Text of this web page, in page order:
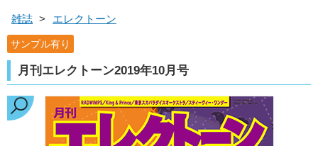
雑誌 > エレクトーン
サンプル有り
月刊エレクトーン2019年10月号